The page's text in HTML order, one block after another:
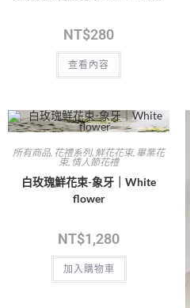
NT$280
查看內容
所有商品, 花禮系列, 鮮花花束, 畢業花
束, 情人節花禮
白玫瑰鮮花束-象牙｜White
flower
NT$1,280
加入購物車